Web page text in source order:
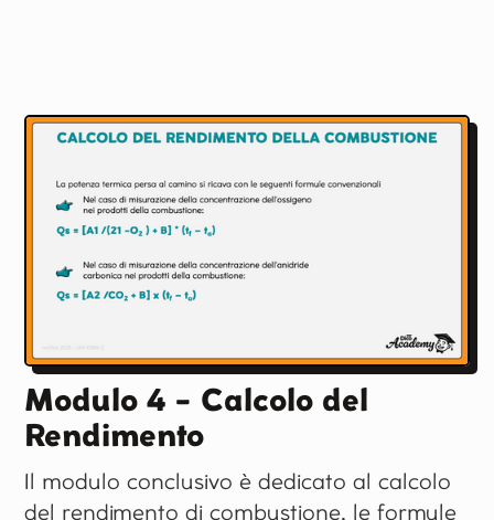
Modulo 4 - Calcolo del
Rendimento
Il modulo conclusivo è dedicato al calcolo
del rendimento di combustione, le formule